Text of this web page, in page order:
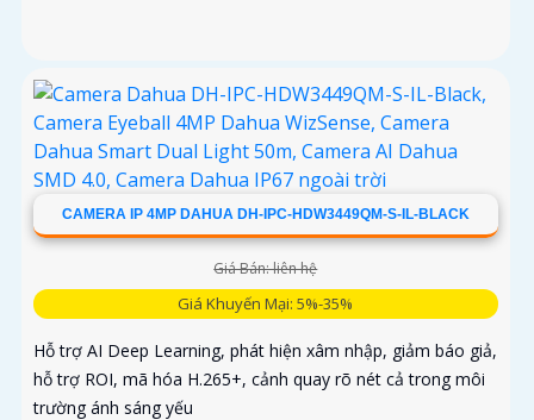
CAMERA IP 4MP DAHUA DH-IPC-HDW3449QM-S-IL-BLACK
Giá Bán: liên hệ
Giá Khuyến Mại: 5%-35%
Hỗ trợ AI Deep Learning, phát hiện xâm nhập, giảm báo giả,
hỗ trợ ROI, mã hóa H.265+, cảnh quay rõ nét cả trong môi
trường ánh sáng yếu